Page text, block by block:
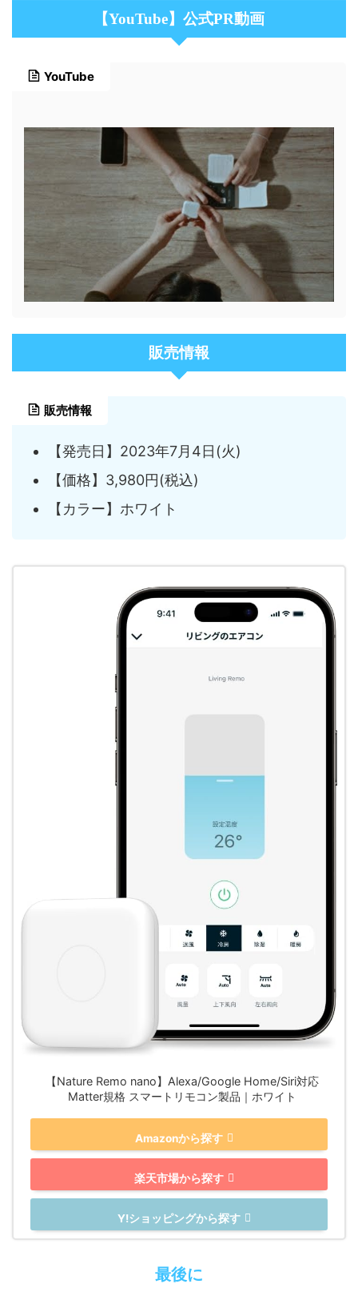
【YouTube】公式PR動画
YouTube
販売情報
販売情報
【発売日】2023年7月4日(火)
【価格】3,980円(税込)
【カラー】ホワイト
【Nature Remo nano】Alexa/Google Home/Siri対応
Matter規格 スマートリモコン製品｜ホワイト
Amazonから探す
楽天市場から探す
Y!ショッピングから探す
最後に